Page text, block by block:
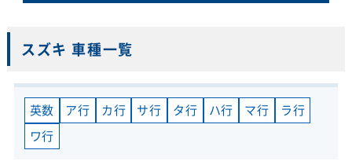
スズキ 車種一覧
英数 ア行 カ行 サ行 タ行 ハ行 マ行
ラ行
ワ行